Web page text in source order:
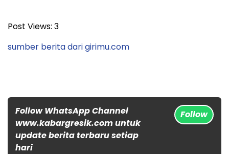
Post Views: 3
sumber berita dari girimu.com
Follow WhatsApp Channel
www.kabargresik.com untuk
update berita terbaru setiap
hari
Follow